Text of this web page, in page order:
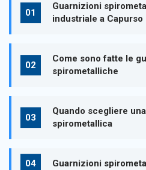
Guarnizioni
industriale a Capurso
Come sono fatte le
spirometalliche
Quando scegliere
spirometallica
Guarnizioni